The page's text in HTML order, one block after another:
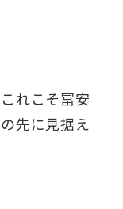
れこそ冨安
先に見据え